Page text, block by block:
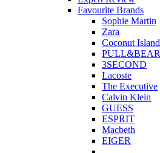
Favourite Brands
Sophie Martin
Zara
Coconut Island
PULL&BEAR
3SECOND
Lacoste
The Executive
Calvin Klein
GUESS
ESPRIT
Macbeth
EIGER